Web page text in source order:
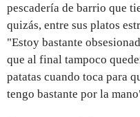
pescadería de barrio que
quizás, entre sus platos
"Estoy bastante
que al final tampoco
patatas cuando toca para
tengo bastante por la